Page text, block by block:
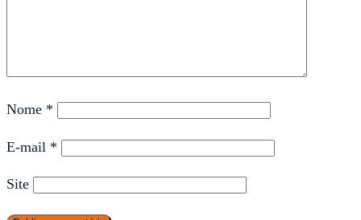
Nome *
E-mail *
Site